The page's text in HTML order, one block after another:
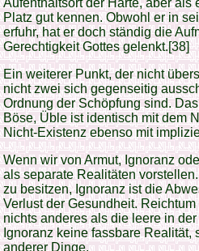
Aufenthaltsort der Härte, aber
Platz gut kennen. Obwohl er in
erfuhr, hat er doch ständig die
Gerechtigkeit Gottes gelenkt.[38]
Ein weiterer Punkt, der nicht
nicht zwei sich gegenseitig
Ordnung der Schöpfung sind.
Böse, Üble ist identisch mit dem
Nicht-Existenz ebenso mit
Wenn wir von Armut, Ignoranz
als separate Realitäten
zu besitzen, Ignoranz ist die
Verlust der Gesundheit.
nichts anderes als die leere in
Ignoranz keine fassbare Realität,
anderer Dinge.